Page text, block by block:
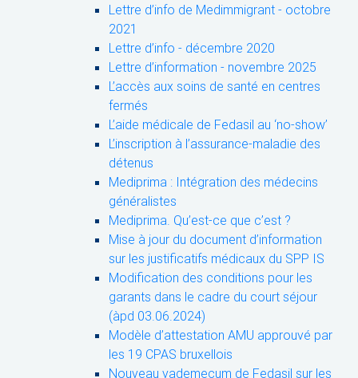
Lettre d’info de Medimmigrant - octobre
2021
Lettre d’info - décembre 2020
Lettre d’information - novembre 2025
L’accès aux soins de santé en centres
fermés
L’aide médicale de Fedasil au ‘no-show’
L’inscription à l’assurance-maladie des
détenus
Mediprima : Intégration des médecins
généralistes
Mediprima. Qu’est-ce que c’est ?
Mise à jour du document d’information
sur les justificatifs médicaux du SPP IS
Modification des conditions pour les
garants dans le cadre du court séjour
(àpd 03.06.2024)
Modèle d’attestation AMU approuvé par
les 19 CPAS bruxellois
Nouveau vademecum de Fedasil sur les